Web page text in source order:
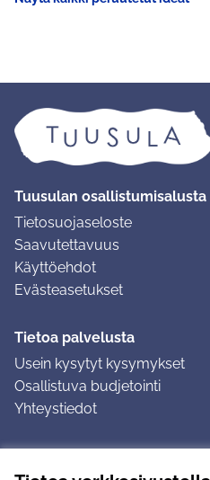
Tuusulan osallistumisalusta
Tietosuojaseloste
Saavutettavuus
Käyttöehdot
Evästeasetukset
Tietoa palvelusta
Usein kysytyt kysymykset
Osallistuva budjetointi
Yhteystiedot